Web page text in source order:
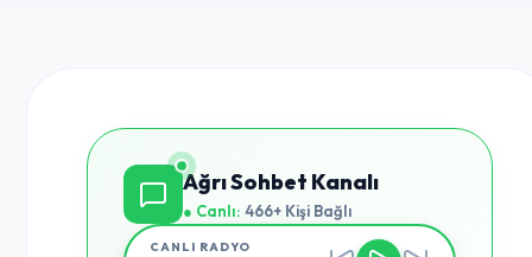
Ağrı Sohbet Kanalı
● Canlı: 466+ Kişi Bağlı
CANLI RADYO